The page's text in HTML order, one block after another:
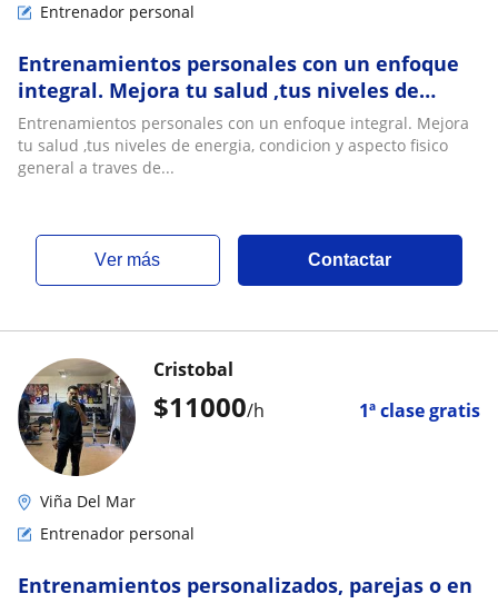
Entrenador personal
Entrenamientos personales con un enfoque
integral. Mejora tu salud ,tus niveles de
energia, condicion y aspecto fisico general a
traves del movimiento, ejercicios corporales,
respiracion y alimentacion utilizando
Entrenamientos personales con un enfoque integral. Mejora
tu salud ,tus niveles de energia, condicion y aspecto fisico
general a traves de...
ver más Contactar
$11000/h 1ª clase gratis
Cristobal
Viña Del Mar
Entrenador personal
Entrenamientos personalizados, parejas o en